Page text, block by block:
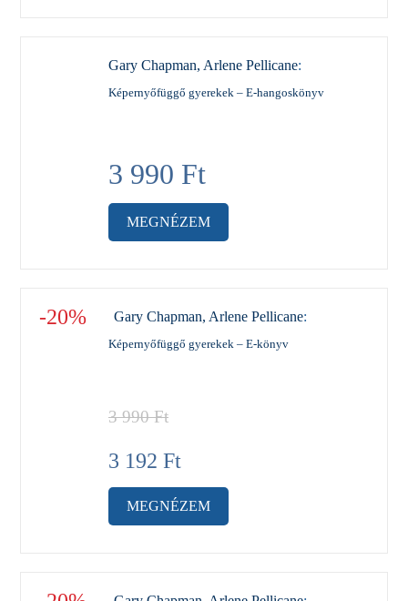
Gary Chapman, Arlene Pellicane:
Képernyőfüggő gyerekek – E-hangoskönyv
3 990 Ft
MEGNÉZEM
-20% Gary Chapman, Arlene Pellicane:
Képernyőfüggő gyerekek – E-könyv
3 990Ft
3 192 Ft
MEGNÉZEM